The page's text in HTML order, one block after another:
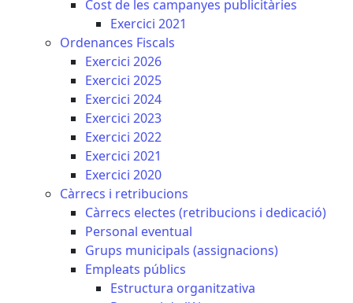
Cost de les campanyes publicitàries
Exercici 2021
Ordenances Fiscals
Exercici 2026
Exercici 2025
Exercici 2024
Exercici 2023
Exercici 2022
Exercici 2021
Exercici 2020
Càrrecs i retribucions
Càrrecs electes (retribucions i dedicació)
Personal eventual
Grups municipals (assignacions)
Empleats públics
Estructura organitzativa